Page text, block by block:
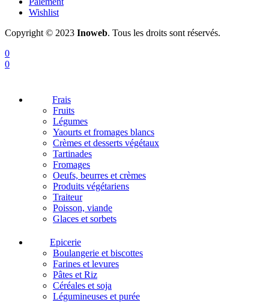
Wishlist
Copyright © 2023 Inoweb. Tous les droits sont réservés.
0
0
Frais
Fruits
Légumes
Yaourts et fromages blancs
Crèmes et desserts végétaux
Tartinades
Fromages
Oeufs, beurres et crèmes
Produits végétariens
Traiteur
Poisson, viande
Glaces et sorbets
Epicerie
Boulangerie et biscottes
Farines et levures
Pâtes et Riz
Céréales et soja
Légumineuses et purée